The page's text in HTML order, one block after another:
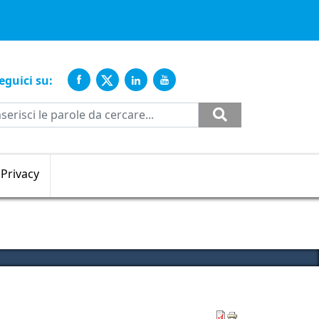
su:
Cerca
Privacy